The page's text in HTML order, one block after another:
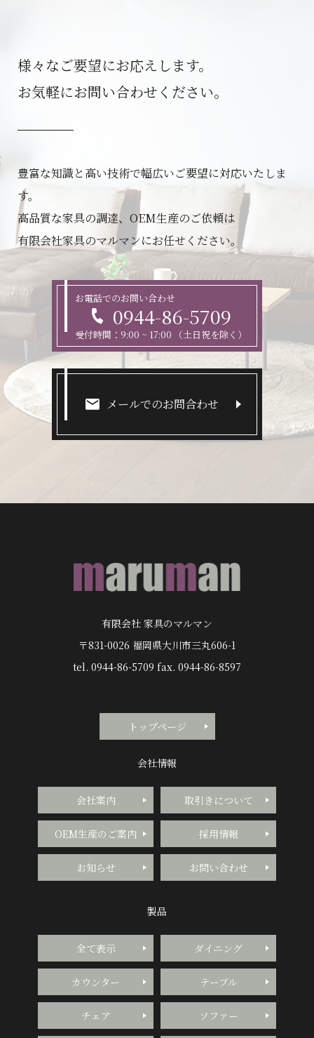
様々なご要望にお応えします。
お気軽にお問い合わせください。
豊富な知識と高い技術で幅広いご要望に対応いたしま
す。
高品質な家具の調達、OEM生産のご依頼は
有限会社家具のマルマンにお任せください。
お電話でのお問い合わせ
0944-86-5709
受付時間：9:00 ~ 17:00 （土日祝を除く）
メールでのお問合わせ
有限会社 家具のマルマン
〒831-0026 福岡県大川市三丸606-1
tel. 0944-86-5709 fax. 0944-86-8597
トップページ
会社情報
会社案内 取引きについて
OEM生産のご案内 採用情報
お知らせ お問い合わせ
製品
全て表示 ダイニング
カウンター テーブル
チェア ソファー